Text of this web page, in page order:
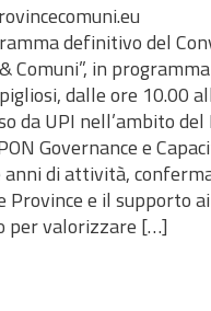
definitivo del
Comuni”, in
dalle ore 10.00
da UPI nell’ambito
Governance e
anni di attività,
e il supporto
per valorizzare […]